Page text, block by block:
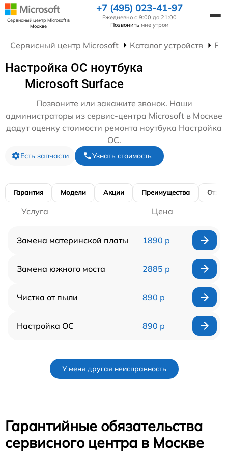
Сервисный центр Microsoftв
Москве
+7 (495) 023-41-97
Ежедневно с 9:00 до 21:00
Позвонить мне утром
Сервисный центр Microsoft Каталог устройств
Настройка ОС ноутбука
Microsoft Surface
Позвоните или закажите звонок. Наши
администраторы из сервис-центра Microsoft в Москве
дадут оценку стоимости ремонта ноутбука Настройка
ОС.
Есть запчасти Узнать стоимость
Гарантия Модели Акции Преимущества
Услуга Цена
Замена материнской платы 1890 р
Замена южного моста 2885 р
Чистка от пыли 890 р
Настройка ОС 890 р
У меня другая неисправность
Гарантийные обязательства
сервисного центра в Москве